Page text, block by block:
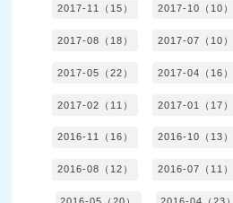
2017-11（15） 2017-10（10）
2017-08（18） 2017-07（10）
2017-05（22） 2017-04（16）
2017-02（11） 2017-01（17）
2016-11（16） 2016-10（13）
2016-08（12） 2016-07（11）